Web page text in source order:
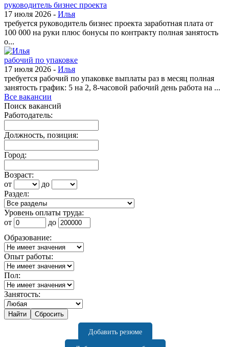
руководитель бизнес проекта
17 июля 2026 - Илья
требуется руководитель бизнес проекта заработная плата от
100 000 на руки плюс бонусы по контракту полная занятость
о...
рабочий по упаковке
17 июля 2026 - Илья
требуется рабочий по упаковке выплаты раз в месяц полная
занятость график: 5 на 2, 8-часовой рабочий день работа на ...
Все вакансии
Поиск вакансий
Работодатель:
Должность, позиция:
Город:
Возраст:
от
до
Раздел:
Уровень оплаты труда:
от
до
Образование:
Опыт работы:
Пол:
Занятость:
Добавить резюме